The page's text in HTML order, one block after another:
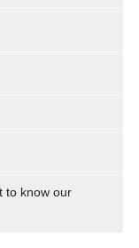
to know our